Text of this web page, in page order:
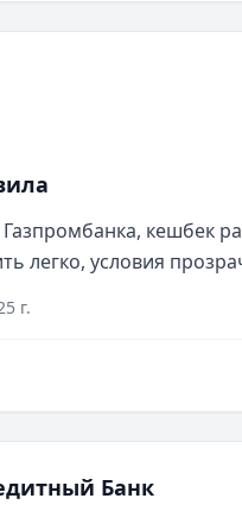
кешбек
легко, условия
г.
Банк